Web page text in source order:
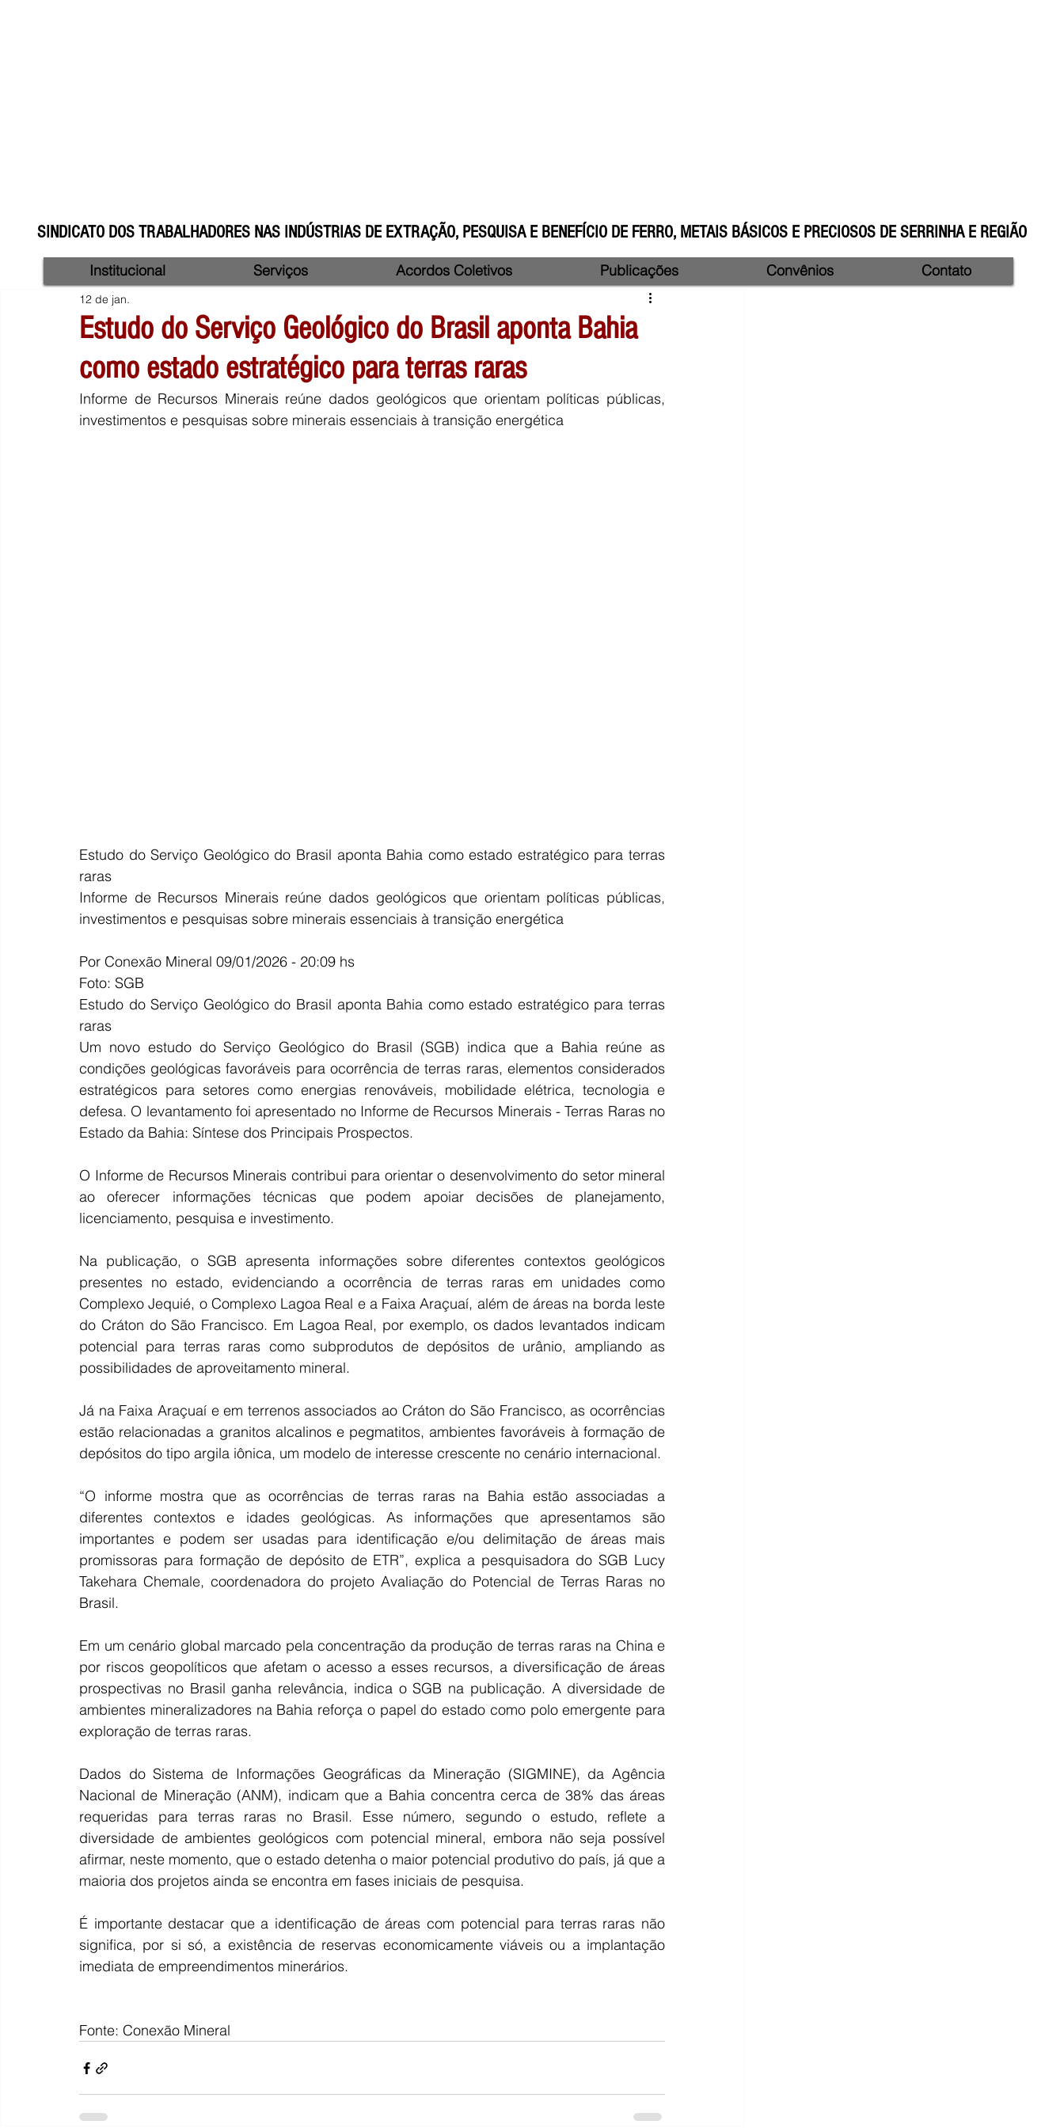
SINDICATO DOS TRABALHADORES NAS INDÚSTRIAS DE EXTRAÇÃO, PESQUISA E BENEFÍCIO DE FERRO, METAIS BÁSICOS E PRECIOSOS DE SERRINHA E REGIÃO
Estudo do Serviço Geológico do Brasil aponta Bahia
como estado estratégico para terras raras
12 de jan.
Informe de Recursos Minerais reúne dados geológicos que orientam políticas públicas,
investimentos e pesquisas sobre minerais essenciais à transição energética
Estudo do Serviço Geológico do Brasil aponta Bahia como estado estratégico para terras
raras
Informe de Recursos Minerais reúne dados geológicos que orientam políticas públicas,
investimentos e pesquisas sobre minerais essenciais à transição energética
Por Conexão Mineral 09/01/2026 - 20:09 hs
Foto: SGB
Estudo do Serviço Geológico do Brasil aponta Bahia como estado estratégico para terras
raras
Um novo estudo do Serviço Geológico do Brasil (SGB) indica que a Bahia reúne as
condições geológicas favoráveis para ocorrência de terras raras, elementos considerados
estratégicos para setores como energias renováveis, mobilidade elétrica, tecnologia e
defesa. O levantamento foi apresentado no Informe de Recursos Minerais - Terras Raras no
Estado da Bahia: Síntese dos Principais Prospectos.
O Informe de Recursos Minerais contribui para orientar o desenvolvimento do setor mineral
ao oferecer informações técnicas que podem apoiar decisões de planejamento,
licenciamento, pesquisa e investimento.
Na publicação, o SGB apresenta informações sobre diferentes contextos geológicos
presentes no estado, evidenciando a ocorrência de terras raras em unidades como
Complexo Jequié, o Complexo Lagoa Real e a Faixa Araçuaí, além de áreas na borda leste
do Cráton do São Francisco. Em Lagoa Real, por exemplo, os dados levantados indicam
potencial para terras raras como subprodutos de depósitos de urânio, ampliando as
possibilidades de aproveitamento mineral.
Já na Faixa Araçuaí e em terrenos associados ao Cráton do São Francisco, as ocorrências
estão relacionadas a granitos alcalinos e pegmatitos, ambientes favoráveis à formação de
depósitos do tipo argila iônica, um modelo de interesse crescente no cenário internacional.
“O informe mostra que as ocorrências de terras raras na Bahia estão associadas a
diferentes contextos e idades geológicas. As informações que apresentamos são
importantes e podem ser usadas para identificação e/ou delimitação de áreas mais
promissoras para formação de depósito de ETR”, explica a pesquisadora do SGB Lucy
Takehara Chemale, coordenadora do projeto Avaliação do Potencial de Terras Raras no
Brasil.
Em um cenário global marcado pela concentração da produção de terras raras na China e
por riscos geopolíticos que afetam o acesso a esses recursos, a diversificação de áreas
prospectivas no Brasil ganha relevância, indica o SGB na publicação. A diversidade de
ambientes mineralizadores na Bahia reforça o papel do estado como polo emergente para
exploração de terras raras.
Dados do Sistema de Informações Geográficas da Mineração (SIGMINE), da Agência
Nacional de Mineração (ANM), indicam que a Bahia concentra cerca de 38% das áreas
requeridas para terras raras no Brasil. Esse número, segundo o estudo, reflete a
diversidade de ambientes geológicos com potencial mineral, embora não seja possível
afirmar, neste momento, que o estado detenha o maior potencial produtivo do país, já que a
maioria dos projetos ainda se encontra em fases iniciais de pesquisa.
É importante destacar que a identificação de áreas com potencial para terras raras não
significa, por si só, a existência de reservas economicamente viáveis ou a implantação
imediata de empreendimentos minerários.
Fonte: Conexão Mineral
Institucional Serviços Acordos Coletivos Publicações Convênios Contato